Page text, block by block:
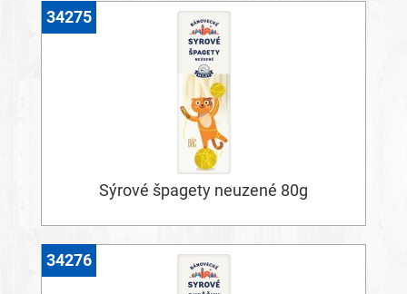
Sýrové špagety neuzené 80g
34275
34276